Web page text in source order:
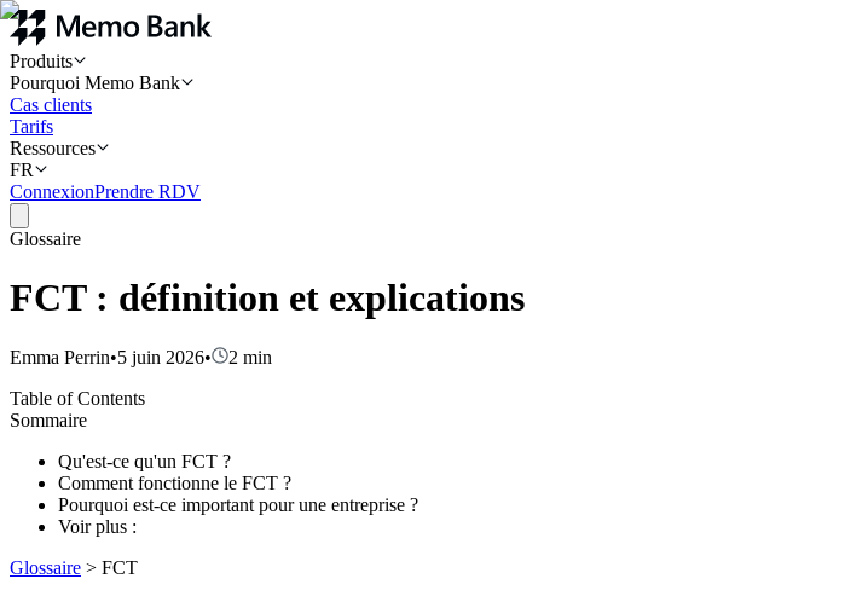
Produits
Pourquoi Memo Bank
Cas clients
Tarifs
Ressources
FR
ConnexionPrendre RDV
Glossaire
FCT : définition et explications
Emma Perrin•5 juin 2026• 2 min
Table of Contents
Sommaire
Qu'est-ce qu'un FCT ?
Comment fonctionne le FCT ?
Pourquoi est-ce important pour une entreprise ?
Voir plus :
Glossaire > FCT